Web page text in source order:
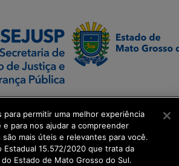
para permitir uma melhor experiência
para nos ajudar a compreender
mais úteis e relevantes para você.
Estadual 15.572/2020 que trata da
do Estado de Mato Grosso do Sul.